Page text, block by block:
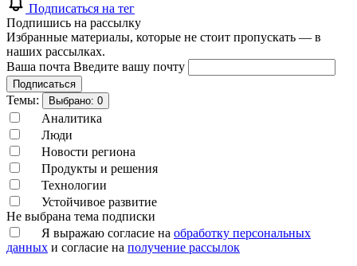
Подписаться на тег
Подпишись на рассылку
Избранные материалы, которые не стоит пропускать — в
наших рассылках.
Ваша почта Введите вашу почту
Подписаться
Темы: Выбрано: 0
Аналитика
Люди
Новости региона
Продукты и решения
Технологии
Устойчивое развитие
Не выбрана тема подписки
Я выражаю согласие на обработку персональных
данных и согласие на получение рассылок